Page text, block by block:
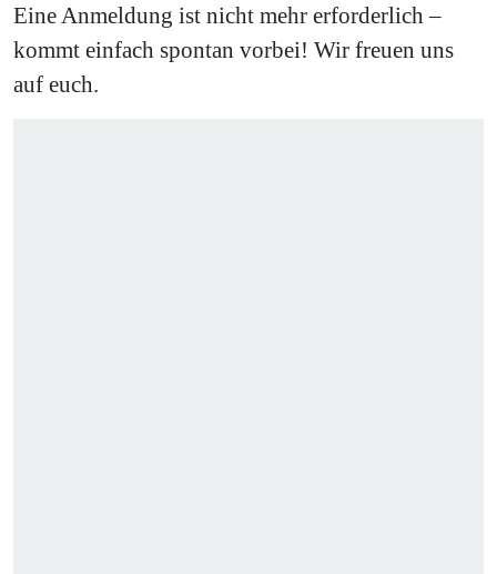
Eine Anmeldung ist nicht mehr erforderlich –
kommt einfach spontan vorbei! Wir freuen uns
auf euch.